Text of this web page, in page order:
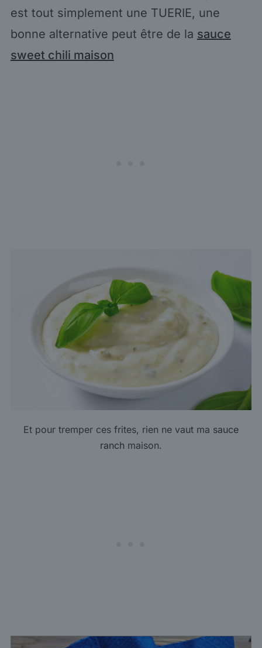
est tout simplement une TUERIE, une
bonne alternative peut être de la sauce
sweet chili maison
Et pour tremper ces frites, rien ne vaut ma sauce
ranch maison.